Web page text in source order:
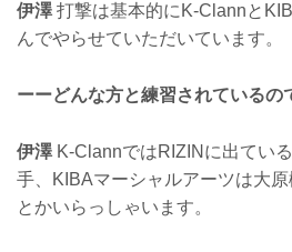
伊澤打撃は基本的にK-Clannと
んでやらせていただいています。
ーーどんな方と練習されているの
伊澤K-ClannではRIZINに出てい
手、KIBAマーシャルアーツは大
とかいらっしゃいます。